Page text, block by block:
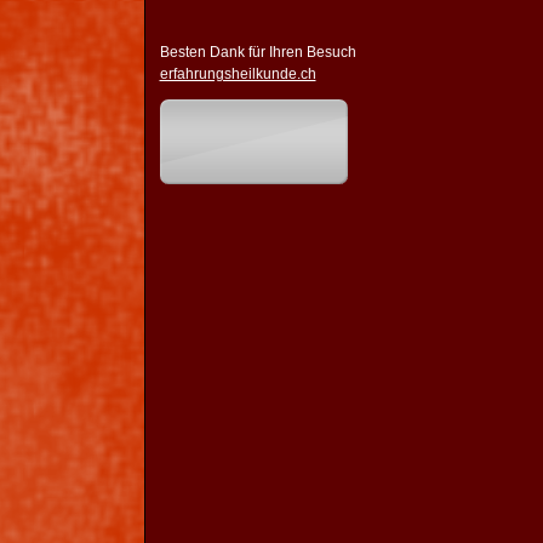
Besten Dank für Ihren Besuch
erfahrungsheilkunde.ch